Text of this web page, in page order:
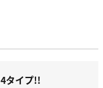
タイプ!!